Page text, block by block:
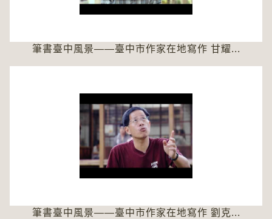
筆書臺中風景――臺中市作家在地寫作 甘耀...
筆書臺中風景――臺中市作家在地寫作 劉克...